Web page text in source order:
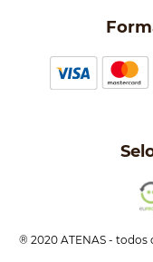
Política de
Perguntas
® 2020 ATENAS -